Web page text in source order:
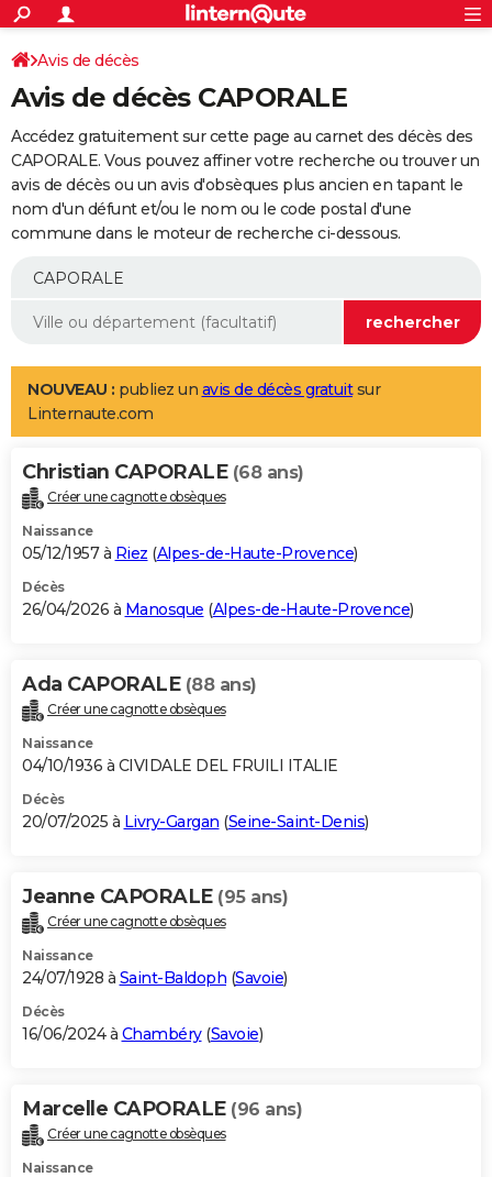
ACTUALITÉS
Politique
Société
Faits Divers
Education
Monde
Villes
+
SPORT
Coupe du monde 2026
Football
Tennis
Cyclisme
Rugby
Forum
Programme TV
TNT
Streaming
Cinéma
Sorties cinéma
Musique
+
FINANCE
Retraite
Epargne
Immobilier
Risques naturels par ville
Banque
Assurance
AUTO
Essais
Réserver un essai
Citadines
Berlines
SUV
Forum auto
+
Mobiles
Meilleur smartphone
Internet
Ordinateurs
Jeux vidéo
Guide high-tech
Aménagement intérieur
LIFESTYLE
Art de vivre
Bien-être
Loisirs
Mode
Modes de vie
Alimentation
Guide de la santé
Maladies
Médicaments
Sommeil
VOYAGE
Destinations
City break
Voyage nature
Voyage de noces
Forum
Climat
+PHOTO
GUIDES D'ACHAT
BONS PLANS
Carte de Noël
Carte Bonne année
Carte Saint-Valentin
Carte Pâques
Carte d'anniversaire
DICTIONNAIRE
Dictionnaire
Biographies
Citations
Expressions
Proverbes
PROGRAMME TV
S'inscrire
Se connecter
Lycées
Collèges
Primaires
Universités
Entreprises
Service militaire
Avis de recherche
AVIS DE DÉCÈS
Bricolage
Lifestyle
Culture
Sport
Auto
Television
Voyage
Cinema
Avis de décès
Avis de décès CAPORALE
Accédez gratuitement sur cette page au carnet des décès des
CAPORALE. Vous pouvez affiner votre recherche ou trouver un
avis de décès ou un avis d'obsèques plus ancien en tapant le
nom d'un défunt et/ou le nom ou le code postal d'une
commune dans le moteur de recherche ci-dessous.
NOUVEAU : publiez un avis de décès gratuitsur
Linternaute.com
Christian CAPORALE (68 ans)
Créer une cagnotte obsèques
Naissance
05/12/1957 à Riez (Alpes-de-Haute-Provence)
Décès
26/04/2026 à Manosque (Alpes-de-Haute-Provence)
Ada CAPORALE (88 ans)
Créer une cagnotte obsèques
Naissance
04/10/1936 à CIVIDALE DEL FRUILI ITALIE
Décès
20/07/2025 à Livry-Gargan (Seine-Saint-Denis)
Jeanne CAPORALE (95 ans)
Créer une cagnotte obsèques
Naissance
24/07/1928 à Saint-Baldoph (Savoie)
Décès
16/06/2024 à Chambéry(Savoie)
Marcelle CAPORALE (96 ans)
Créer une cagnotte obsèques
Naissance